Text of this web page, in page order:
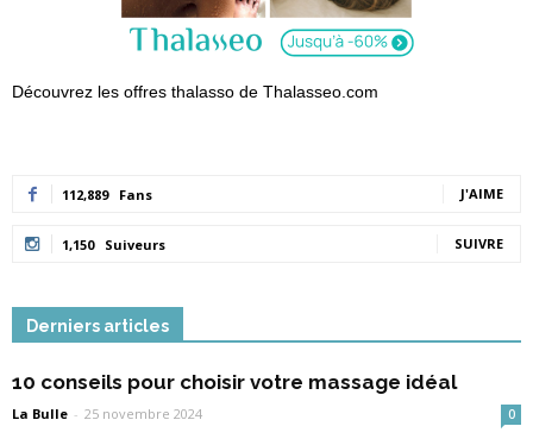
Découvrez les offres thalasso de Thalasseo.com
112,889 Fans J'AIME
1,150 Suiveurs SUIVRE
Derniers articles
10 conseils pour choisir votre massage idéal
La Bulle - 25 novembre 2024 0